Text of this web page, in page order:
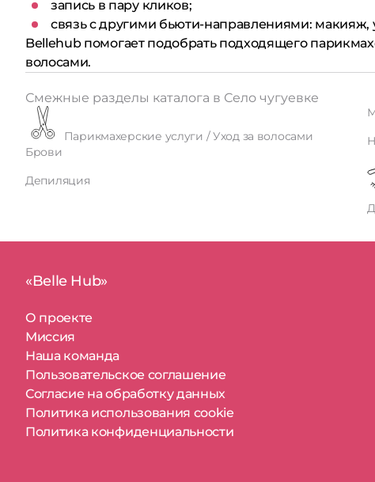
запись в пару кликов;
связь с другими бьюти-направлениями: макияж,
Bellehub помогает подобрать подходящего
волосами.
Смежные разделы каталога в Село чугуевке
Парикмахерские услуги / Уход за волосами
Брови
Депиляция
«Belle Hub»
О проекте
Миссия
Наша команда
Пользовательское соглашение
Согласие на обработку данных
Политика использования cookie
Политика конфиденциальности